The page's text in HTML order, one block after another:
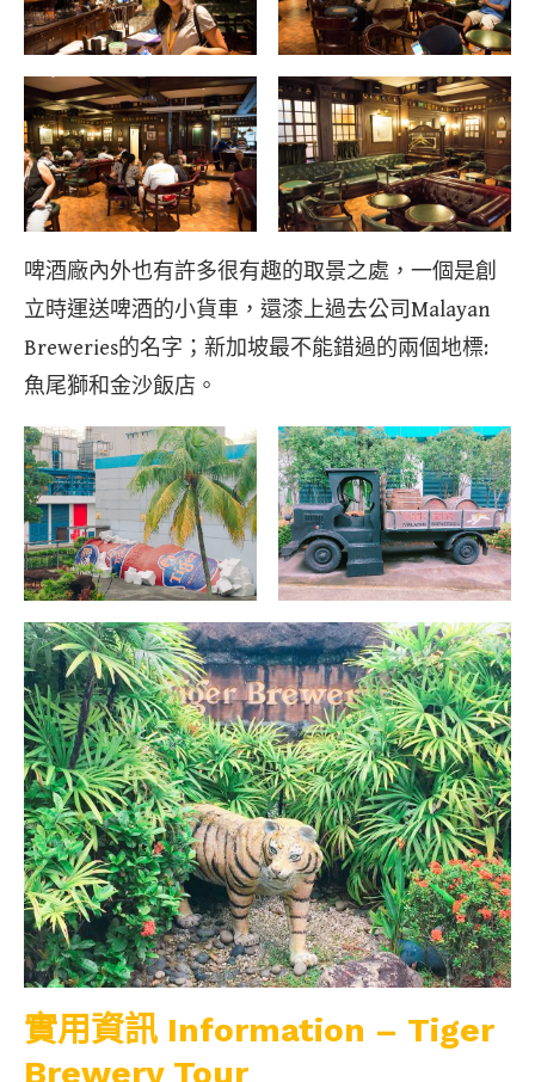
啤酒廠內外也有許多很有趣的取景之處，一個是創
立時運送啤酒的小貨車，還漆上過去公司Malayan
Breweries的名字；新加坡最不能錯過的兩個地標:
魚尾獅和金沙飯店。
實用資訊 Information – Tiger
Brewery Tour